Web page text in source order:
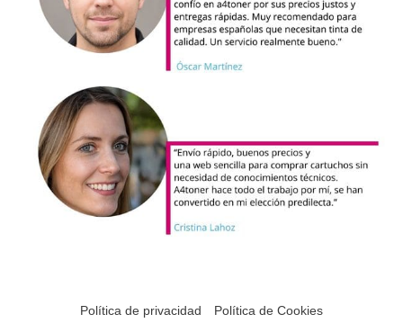
Política de privacidad
Política de Cookies